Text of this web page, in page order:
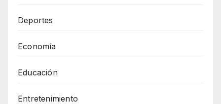
Deportes
Economía
Educación
Entretenimiento